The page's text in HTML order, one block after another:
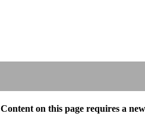
Content on this page requires a